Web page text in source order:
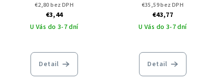
€2,80 bez DPH
€3,44
U Vás do 3-7 dní
Detail
pása ARDON VISION
€35,59 bez DPH
€43,77
U Vás do 3-7 dní
Detail